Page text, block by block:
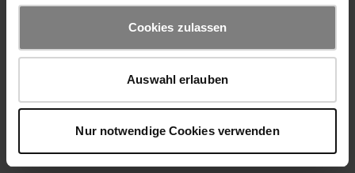
Cookies zulassen
Auswahl erlauben
Nur notwendige Cookies verwenden